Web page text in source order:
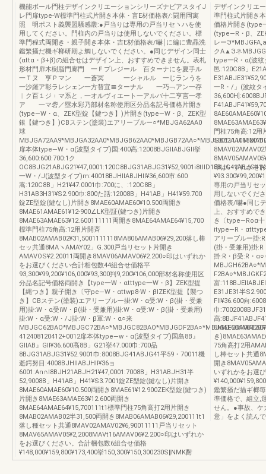
機能ボール門柱デザインクリエーションシリーズナビアスタイJ
レ門扉type‐W標準門柱式片開き本体・言E材価格表/:闘用岡寓
照 明ポスト義襲盟騒感叢:●戸当りは専用の戸当リセヽハを使
用してください。門柱内の戸当りは使用しないでください。標
準門程式両開き・親子開き本体・吉E材価格表/嚇￨に編に豊晶洗
鑑繁掻だ機ギ榔研期よ鯛しないでください。●同じデザイン同士
(αttα・β+β)の組合せはデザイン上、おすすめできません。表札
形材門扉木樹脂門廊門 一Ｆプレジール 百ターナにを夏手ル
一Ｔヌ 亨Ｐマン 一蒼冥 一シャルル 一じランうを
一沙羅ア彰ラレシェン一方替宜〓ターナル 一巧﹁アン一存
︱ク百１ジ︲マ系と，一オルヴィエート一アルバ十二亨言一孝
ア 一マ砦／塁水彩乃部材名称使用区分品名記号価格片開き
(type―W・α、ZEK型錠【鍵つき】)片開き(type―W・β、ZEK型
銀【鍵つき】)CBステン(塗装)エアリーブルー○*MBJGA62AA0
球
扉本体type―W・α(波型タイプ)国:400高:12008BJGllABJGll挙
36,600:600:700:1ク
一W・/J(波型タイプ)m:40018BJHllABJHll¥36,600市:600
嵩:120C8B」H21¥47.0001巾:700に、:120C8B」
H31AB3H31¥S2.900巾:800た話:12008B」H41AB」H41¥59.700
錠ZE型錠(鍵なし)片開き8MAE60AMAE60¥10.500両開き
8MAE61AMAE61¥12‐900∠LK型証(鍵つき)片開き
8MAE63AMAE63¥12.600111111両開き8MAE64AMAE64¥15,700
標準門柱75角高:12用片開斉
8MAB02AMAB02¥31,5001111118MA806AMAB06¥29,200落し棒
セッ共通8MAヽAMAY02」G.300戸当リセット片開き
AMAVOS¥2.20011両開き8MAV06AMAV06¥2.200○印はいずれか
をお選びください合計相包数44組合せ価格平
93,300¥99,200¥106,000¥93,300判9,200¥106,000部材名称使用区
分品名記号価格両開き【type一W・αtttype一W・β】ZEK型提
【縄つき】親子開き〔守pe―W・αttwp8-W・βlZEK型提【襲つ
き】CBステン(塗装)エアリーブルー掛:W・α受:W・β(掛・受兼
用)掛:W・α受iW・β(掛・受兼用)掛:W・α受:W・β(掛・受兼用)
掛:W・α受:W・/J掛:W・β軍:W・α○来
412408120412+0012扉本体type―w・α(波型タイプ)国島8B』
GllAB』Gll¥36.600高8B」G21挙47.000巾:700品
8BJG31ABJG31¥52.9001巾:8008BJG41ABJG41平59・70011機
逝鍔努目:4008BJHllABJHll¥36ョ
6001:An∩l8BJH21ABJH21¥47,0001:7008B」H31ABJH31半
52,9008B」H41AB」H41¥S3.7001錠ZE型錠(鍵なし)片開き
8MAE60AMAE60¥10.500両開き8MAE61¥12.900ZEK型錠(鍵つき)
片開き8MAE63AMAE63¥12.600両開き
8MAE64AMAE64¥15,700111t1標準門柱75角高打2用片開き
8MAB02AMAB02半31,500両開き8MAB06AMAB06¥29,200111t1
落し種セット共通8MAV02AMAV02¥6,90011111戸当リセット
8MAV65AMAV05¥2,2008MAVt16AMAV06¥2.200○印はいずれか
をお選びください。合計梱包数6組合せ価格
¥148,000¥159,800¥173,400挙150,300¥150,300230S‖NMK酎
デザインクリエ
準門柱式片開き
価格片開き(type
(type―R・β、
レー
クA▲Эネ
type一R・α(波紋
邑:120C8B」
一R・/」(波紋タ
門柱75角高:12用
印はいずれかを
専用の戸当リセ
用しないでくだ
価格表/嚇●同じ
上、おすすめで
き〔type―Roα十
itype―R・
アリーブルー掛
(掛・受兼用)掛
掛:R・β受:R・α○
富
E31JE31半
Fll¥36.600向
巾
高
き
75角高打2用
し棒セット共通
開き
いずれかをお選
鑑繁掻だ描ギ榔
準価格で、組立,
せん。●事故、ケ
意」をよく読ん